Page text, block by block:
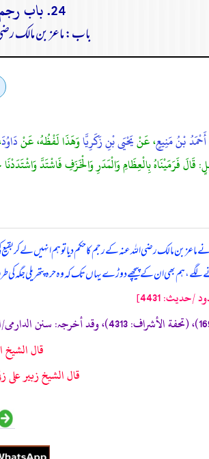
24. باب رجم ماعز بن مالك
باب: ماعز بن مالک
أَحْمَدُ بْنُ مَنِيعٍ، عَنْيَحْيَى بْنِ زَكَرِيَّاوَهَذَا لَفْظُهُ، عَنْدَاوُدَ
قَالَ فَرَمَيْنَاهُ بِالْعِظَامِ وَالْمَدَرِ وَالْخَزَفِ فَاشْتَدَّ
ماعز بن مالک رضی اللہ عنہ کے رجم کا حکم دیا تو ہم انہیں لے کر
لگے، ہم بھی ان کے پیچھے دوڑے یہاں تک کہ وہ حرہ
حدیث: 4431]
قال الشيخ
قال الشيخ زبير على